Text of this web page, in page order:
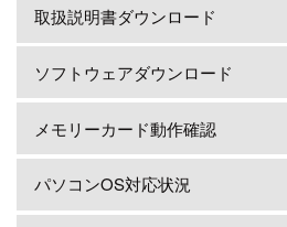
取扱説明書ダウンロード
ソフトウェアダウンロード
メモリーカード動作確認
パソコンOS対応状況